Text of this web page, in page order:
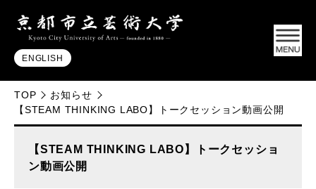
ENGLISH
TOP
お知らせ
【STEAM THINKING LABO】トークセッション動画公開
【STEAM THINKING LABO】トークセッショ
ン動画公開